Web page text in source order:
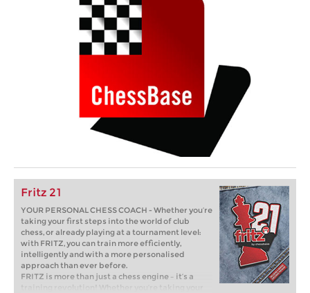
Fritz 21
YOUR PERSONAL CHESS COACH - Whether you’re
taking your first steps into the world of club
chess, or already playing at a tournament level:
with FRITZ, you can train more efficiently,
intelligently and with a more personalised
approach than ever before.
FRITZ is more than just a chess engine – it’s a
training revolution! Whether you’re taking your